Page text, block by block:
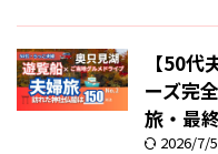
【50代
ーズ完
旅・最
2026/7/5